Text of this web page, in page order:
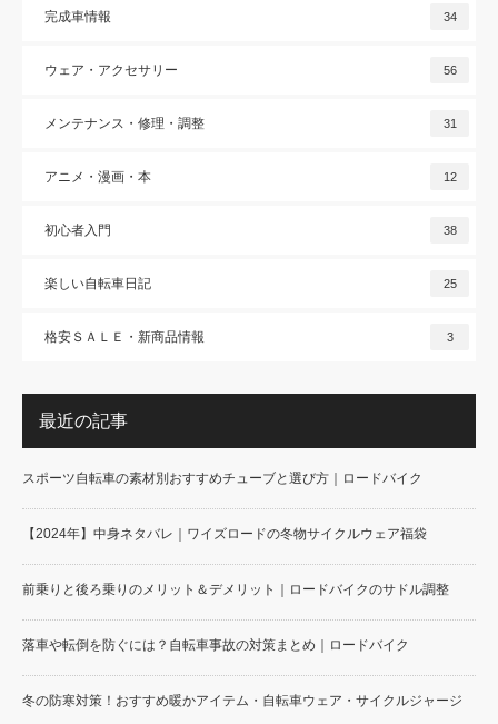
完成車情報 34
ウェア・アクセサリー 56
メンテナンス・修理・調整 31
アニメ・漫画・本 12
初心者入門 38
楽しい自転車日記 25
格安ＳＡＬＥ・新商品情報 3
最近の記事
スポーツ自転車の素材別おすすめチューブと選び方｜ロードバイク
【2024年】中身ネタバレ｜ワイズロードの冬物サイクルウェア福袋
前乗りと後ろ乗りのメリット＆デメリット｜ロードバイクのサドル調整
落車や転倒を防ぐには？自転車事故の対策まとめ｜ロードバイク
冬の防寒対策！おすすめ暖かアイテム・自転車ウェア・サイクルジャージ